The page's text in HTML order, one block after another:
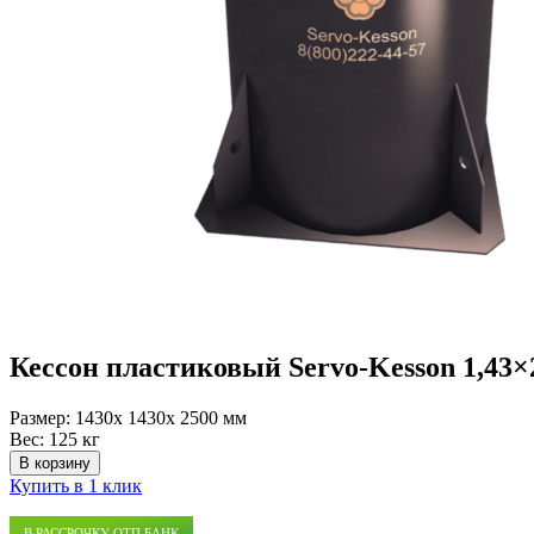
Кессон пластиковый Servo-Kesson
Размер: 1430x 1430x 2500 мм
Вес: 125 кг
В корзину
Купить в 1 клик